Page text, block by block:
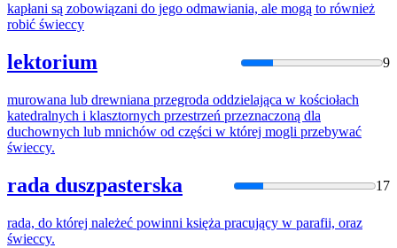
kapłani są zobowiązani do jego odmawiania, ale mogą to również
robić świeccy
lektorium 9
murowana lub drewniana przegroda oddzielająca w kościołach
katedralnych i klasztornych przestrzeń przeznaczoną dla
duchownych lub mnichów od części w której mogli przebywać
świeccy.
rada duszpasterska 17
rada, do której należeć powinni księża pracujący w parafii, oraz
świeccy.